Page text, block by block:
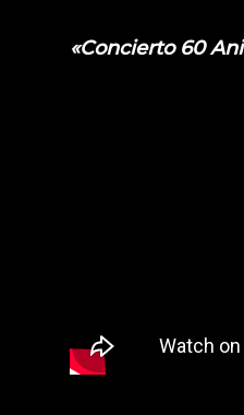
«Concierto 60